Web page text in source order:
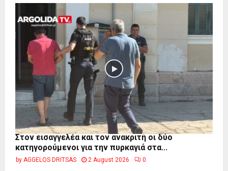
Στον εισαγγελέα και τον ανακριτή οι δύο
κατηγορούμενοι για την πυρκαγιά στα...
by AGGELOS DRITSAS 2 August 2026 0